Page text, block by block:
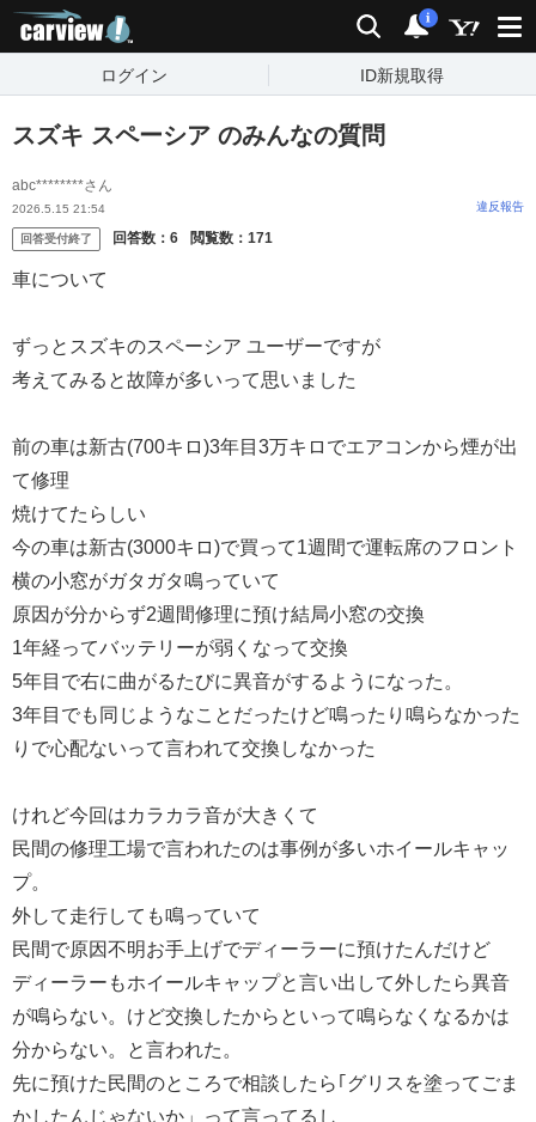
検索 通知
i
ログイン ID新規取得
スズキ スペーシア のみんなの質問
abc********さん
2026.5.15 21:54 違反報告
回答受付終了 回答数： 6 閲覧数： 171
車について
ずっとスズキのスペーシア ユーザーですが
考えてみると故障が多いって思いました
前の車は新古(700キロ)3年目3万キロでエアコンから煙が出
て修理
焼けてたらしい
今の車は新古(3000キロ)で買って1週間で運転席のフロント
横の小窓がガタガタ鳴っていて
原因が分からず2週間修理に預け結局小窓の交換
1年経ってバッテリーが弱くなって交換
5年目で右に曲がるたびに異音がするようになった。
3年目でも同じようなことだったけど鳴ったり鳴らなかった
りで心配ないって言われて交換しなかった
けれど今回はカラカラ音が大きくて
民間の修理工場で言われたのは事例が多いホイールキャッ
プ。
外して走行しても鳴っていて
民間で原因不明お手上げでディーラーに預けたんだけど
ディーラーもホイールキャップと言い出して外したら異音
が鳴らない。けど交換したからといって鳴らなくなるかは
分からない。と言われた。
先に預けた民間のところで相談したら｢グリスを塗ってごま
かしたんじゃないか」って言ってるし